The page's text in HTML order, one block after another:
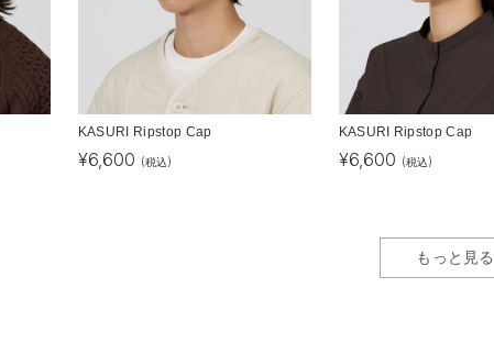
KASURI Ripstop Cap
¥6,600 (税込)
KASURI Ripstop Cap
¥6,600 (税込)
もっと見る